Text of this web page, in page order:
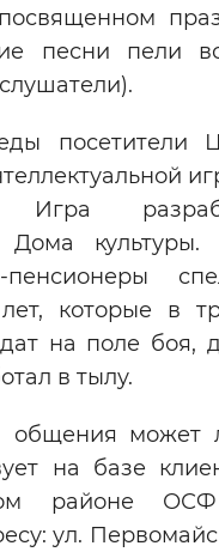
песни пели
посетители
Игра
Дома культуры.
пенсионеры
которые в
на поле боя,
в тылу.
общения может
на базе
районе
ул.